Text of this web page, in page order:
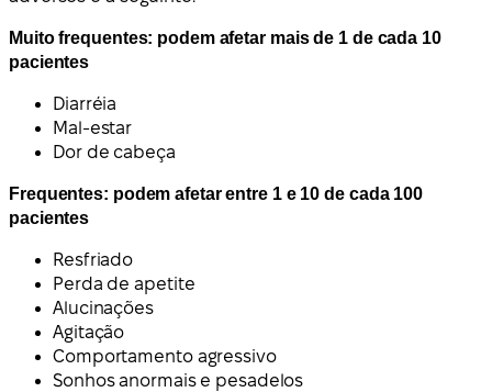
Muito frequentes: podem afetar mais de 1 de cada 10
pacientes
Diarréia
Mal-estar
Dor de cabeça
Frequentes: podem afetar entre 1 e 10 de cada 100
pacientes
Resfriado
Perda de apetite
Alucinações
Agitação
Comportamento agressivo
Sonhos anormais e pesadelos